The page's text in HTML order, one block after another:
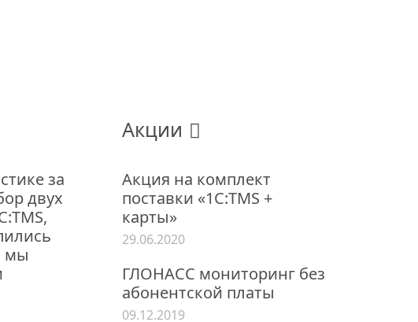
за
двух
мы
Акции
Акция на комплект
поставки «1С:TMS +
карты»
29.06.2020
ГЛОНАСС мониторинг без
абонентской платы
09.12.2019